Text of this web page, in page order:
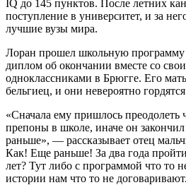
IQ до 145 пунктов. После летних
поступление в университет, и за
лучшие вузы мира.
Лоран прошел школьную программу
диплом об окончании вместе со
одноклассниками в Брюгге. Его
бельгиец, и они невероятно
«Сначала ему пришлось преодолеть
препоны в школе, иначе он
раньше», — рассказывает отец
Как! Еще раньше! За два года
лет? Тут либо с программой что то
истории нам что то не договаривают.